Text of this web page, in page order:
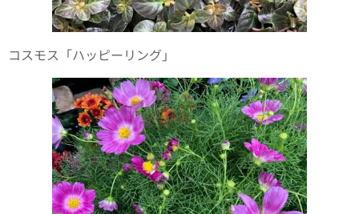
コスモス「ハッピーリング」